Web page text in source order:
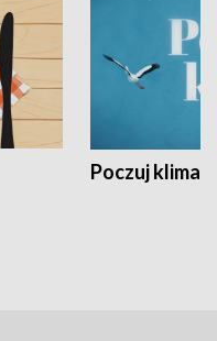
Poczuj klimat